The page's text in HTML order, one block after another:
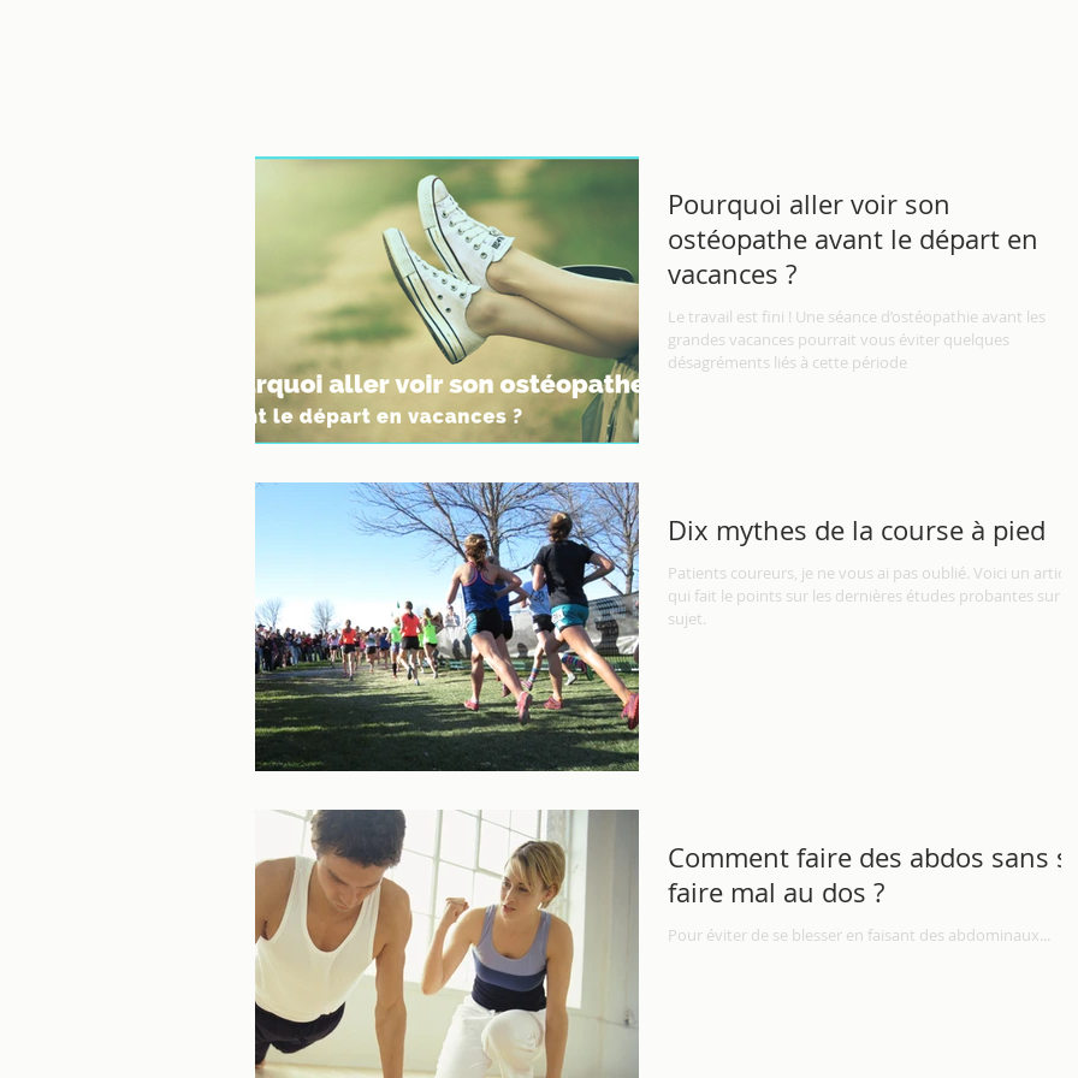
Pourquoi aller voir son
ostéopathe avant le départ en
vacances ?
Le travail est fini ! Une séance d’ostéopathie avant les
grandes vacances pourrait vous éviter quelques
désagréments liés à cette période
Dix mythes de la course à pied
Patients coureurs, je ne vous ai pas oublié. Voici un article
qui fait le points sur les dernières études probantes sur le
sujet.
Comment faire des abdos sans se
faire mal au dos ?
Pour éviter de se blesser en faisant des abdominaux...